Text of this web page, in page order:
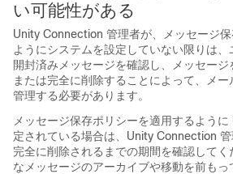
い可能性がある
Unity Connection 管理者が、メッセージ
ようにシステムを設定していない限りは
開封済みメッセージを確認し、メッセージ
または完全に削除することによって、メ
管理する必要があります。
メッセージ保存ポリシーを適用するよう
定されている場合は、Unity Connection
完全に削除されるまでの期間を確認して
なメッセージのアーカイブや移動を前も